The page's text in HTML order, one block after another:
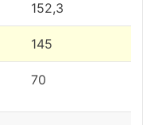
152,3
145
70